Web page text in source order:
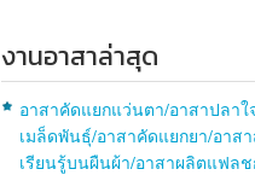
งานอาสาล่าสุด
อาสาคัดแยกแว่นตา/อาสาปลา
เมล็ดพันธุ์/อาสาคัดแยกยา/อาส
เรียนรู้บนผืนผ้า/อาสาผลิตแฟล